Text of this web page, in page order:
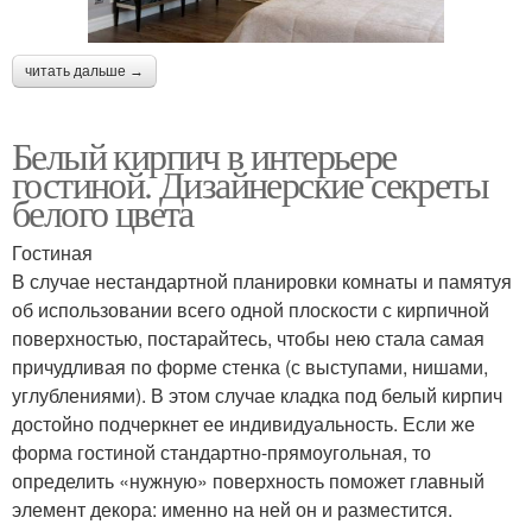
читать дальше →
Белый кирпич в интерьере
гостиной. Дизайнерские секреты
белого цвета
Гостиная
В случае нестандартной планировки комнаты и памятуя
об использовании всего одной плоскости с кирпичной
поверхностью, постарайтесь, чтобы нею стала самая
причудливая по форме стенка (с выступами, нишами,
углублениями). В этом случае кладка под белый кирпич
достойно подчеркнет ее индивидуальность. Если же
форма гостиной стандартно-прямоугольная, то
определить «нужную» поверхность поможет главный
элемент декора: именно на ней он и разместится.